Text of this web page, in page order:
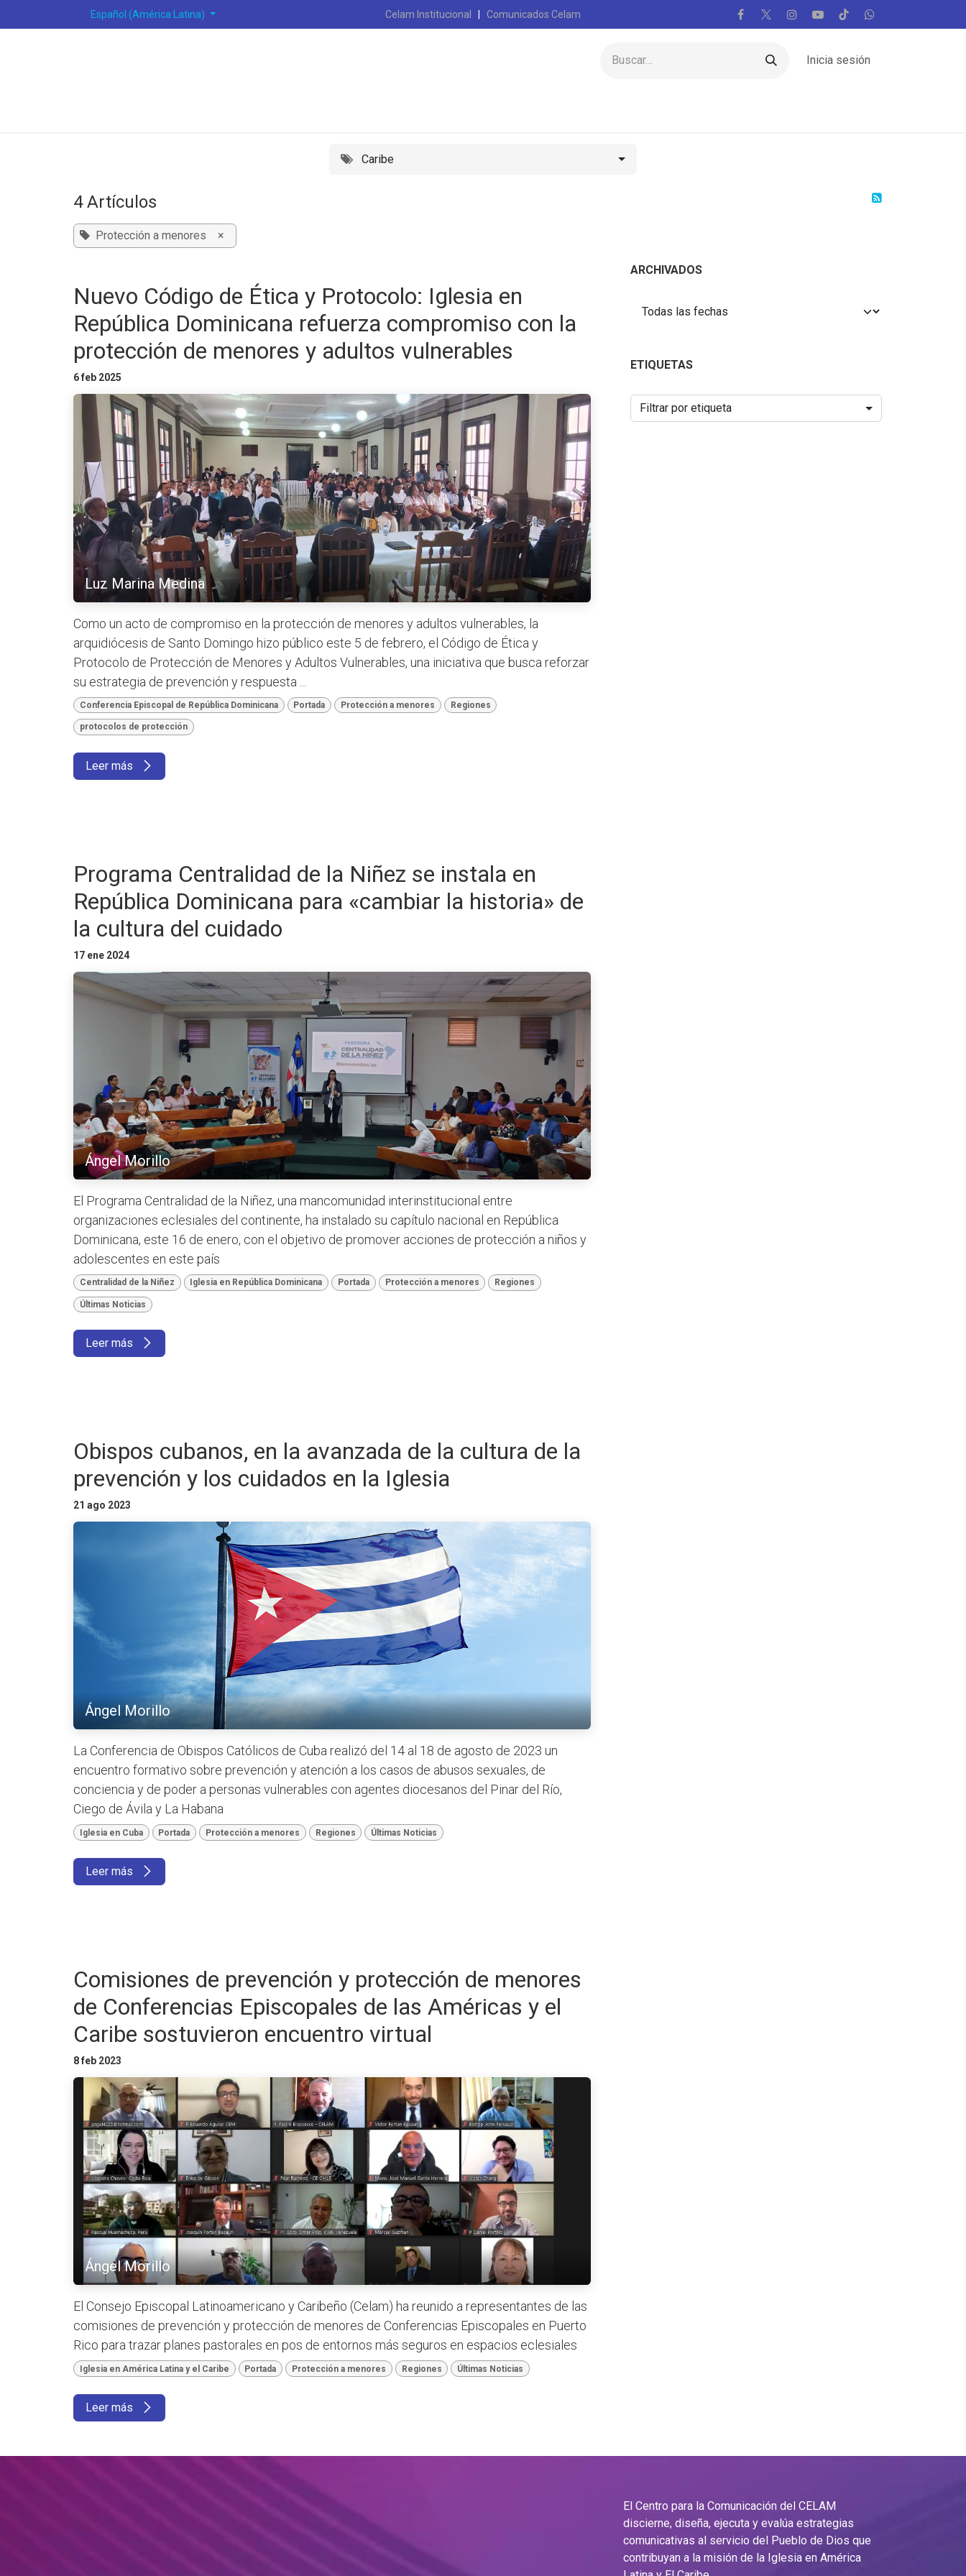
Español (América Latina) Celam Institucional | Comunicados Celam
Inicia sesión
Caribe
4 Artículos
Protección a menores ×
Nuevo Código de Ética y Protocolo: Iglesia en
República Dominicana refuerza compromiso con la
protección de menores y adultos vulnerables
6 feb 2025
Luz Marina Medina
Como un acto de compromiso en la protección de menores y adultos vulnerables, la
arquidiócesis de Santo Domingo hizo público este 5 de febrero, el Código de Ética y
Protocolo de Protección de Menores y Adultos Vulnerables, una iniciativa que busca reforzar
su estrategia de prevención y respuesta ...
Conferencia Episcopal de República Dominicana Portada Protección a menores Regiones
protocolos de protección
Leer más
Programa Centralidad de la Niñez se instala en
República Dominicana para «cambiar la historia» de
la cultura del cuidado
17 ene 2024
Ángel Morillo
El Programa Centralidad de la Niñez, una mancomunidad interinstitucional entre
organizaciones eclesiales del continente, ha instalado su capítulo nacional en República
Dominicana, este 16 de enero, con el objetivo de promover acciones de protección a niños y
adolescentes en este país
Centralidad de la Niñez Iglesia en República Dominicana Portada Protección a menores Regiones
Últimas Noticias
Leer más
Obispos cubanos, en la avanzada de la cultura de la
prevención y los cuidados en la Iglesia
21 ago 2023
Ángel Morillo
La Conferencia de Obispos Católicos de Cuba realizó del 14 al 18 de agosto de 2023 un
encuentro formativo sobre prevención y atención a los casos de abusos sexuales, de
conciencia y de poder a personas vulnerables con agentes diocesanos del Pinar del Río,
Ciego de Ávila y La Habana
Iglesia en Cuba Portada Protección a menores Regiones Últimas Noticias
Leer más
Comisiones de prevención y protección de menores
de Conferencias Episcopales de las Américas y el
Caribe sostuvieron encuentro virtual
8 feb 2023
Ángel Morillo
El Consejo Episcopal Latinoamericano y Caribeño (Celam) ha reunido a representantes de las
comisiones de prevención y protección de menores de Conferencias Episcopales en Puerto
Rico para trazar planes pastorales en pos de entornos más seguros en espacios eclesiales
Iglesia en América Latina y el Caribe Portada Protección a menores Regiones Últimas Noticias
Leer más
ARCHIVADOS
ETIQUETAS
Filtrar por etiqueta
El Centro para la Comunicación del CELAM
discierne, diseña, ejecuta y evalúa estrategias
comunicativas al servicio del Pueblo de Dios que
contribuyan a la misión de la Iglesia en América